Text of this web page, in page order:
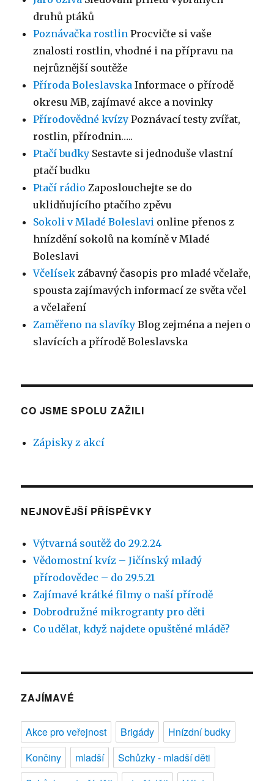
druhů ptáků
Poznávačka rostlin Procvičte si vaše
znalosti rostlin, vhodné i na přípravu na
nejrůznější soutěže
Příroda Boleslavska Informace o přírodě
okresu MB, zajímavé akce a novinky
Přírodovědné kvízy Poznávací testy zvířat,
rostlin, přírodnin…..
Ptačí budky Sestavte si jednoduše vlastní
ptačí budku
Ptačí rádio Zaposlouchejte se do
uklidňujícího ptačího zpěvu
Sokoli v Mladé Boleslavi online přenos z
hnízdění sokolů na komíně v Mladé
Boleslavi
Včelísek zábavný časopis pro mladé včelaře,
spousta zajímavých informací ze světa včel
a včelaření
Zaměřeno na slavíky Blog zejména a nejen o
slavících a přírodě Boleslavska
CO JSME SPOLU ZAŽILI
Zápisky z akcí
NEJNOVĚJŠÍ PŘÍSPĚVKY
Výtvarná soutěž do 29.2.24
Vědomostní kvíz – Jičínský mladý
přírodovědec – do 29.5.21
Zajímavé krátké filmy o naší přírodě
Dobrodružné mikrogranty pro děti
Co udělat, když najdete opuštěné mládě?
ZAJÍMAVÉ
Akce pro veřejnost Brigády
Hnízdní budky
Končiny
mladší
Schůzky - mladší děti